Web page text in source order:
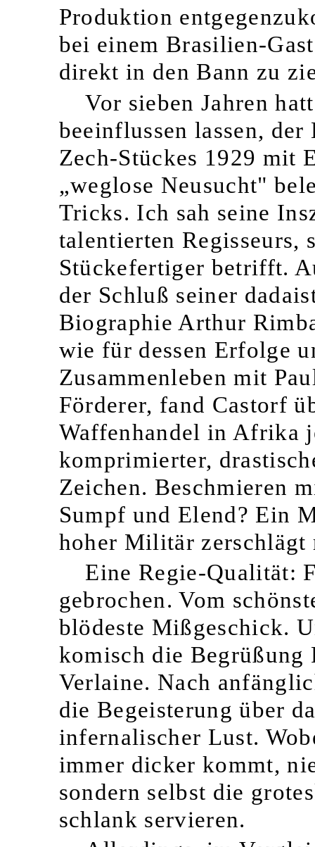
Produktion
bei einem Brasilien-
direkt in den Bann zu
Vor sieben Jahren
beeinflussen lassen,
Zech-Stückes 1929 mit
„weglose Neusucht"
Tricks. Ich sah seine
talentierten Regisseurs,
Stückefertiger betrifft.
der Schluß seiner
Biographie Arthur
wie für dessen Erfolge
Zusammenleben mit
Förderer, fand Castorf
Waffenhandel in Afrika
komprimierter,
Zeichen. Beschmieren
Sumpf und Elend? Ein
hoher Militär zerschlägt
Eine Regie-Qualität:
gebrochen. Vom
blödeste Mißgeschick.
komisch die Begrüßung
Verlaine. Nach
die Begeisterung über
infernalischer Lust.
immer dicker kommt,
sondern selbst die
schlank servieren.